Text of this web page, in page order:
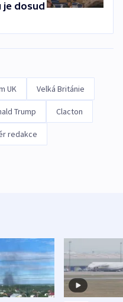
je dosud
UK Velká Británie
Trump Clacton
redakce